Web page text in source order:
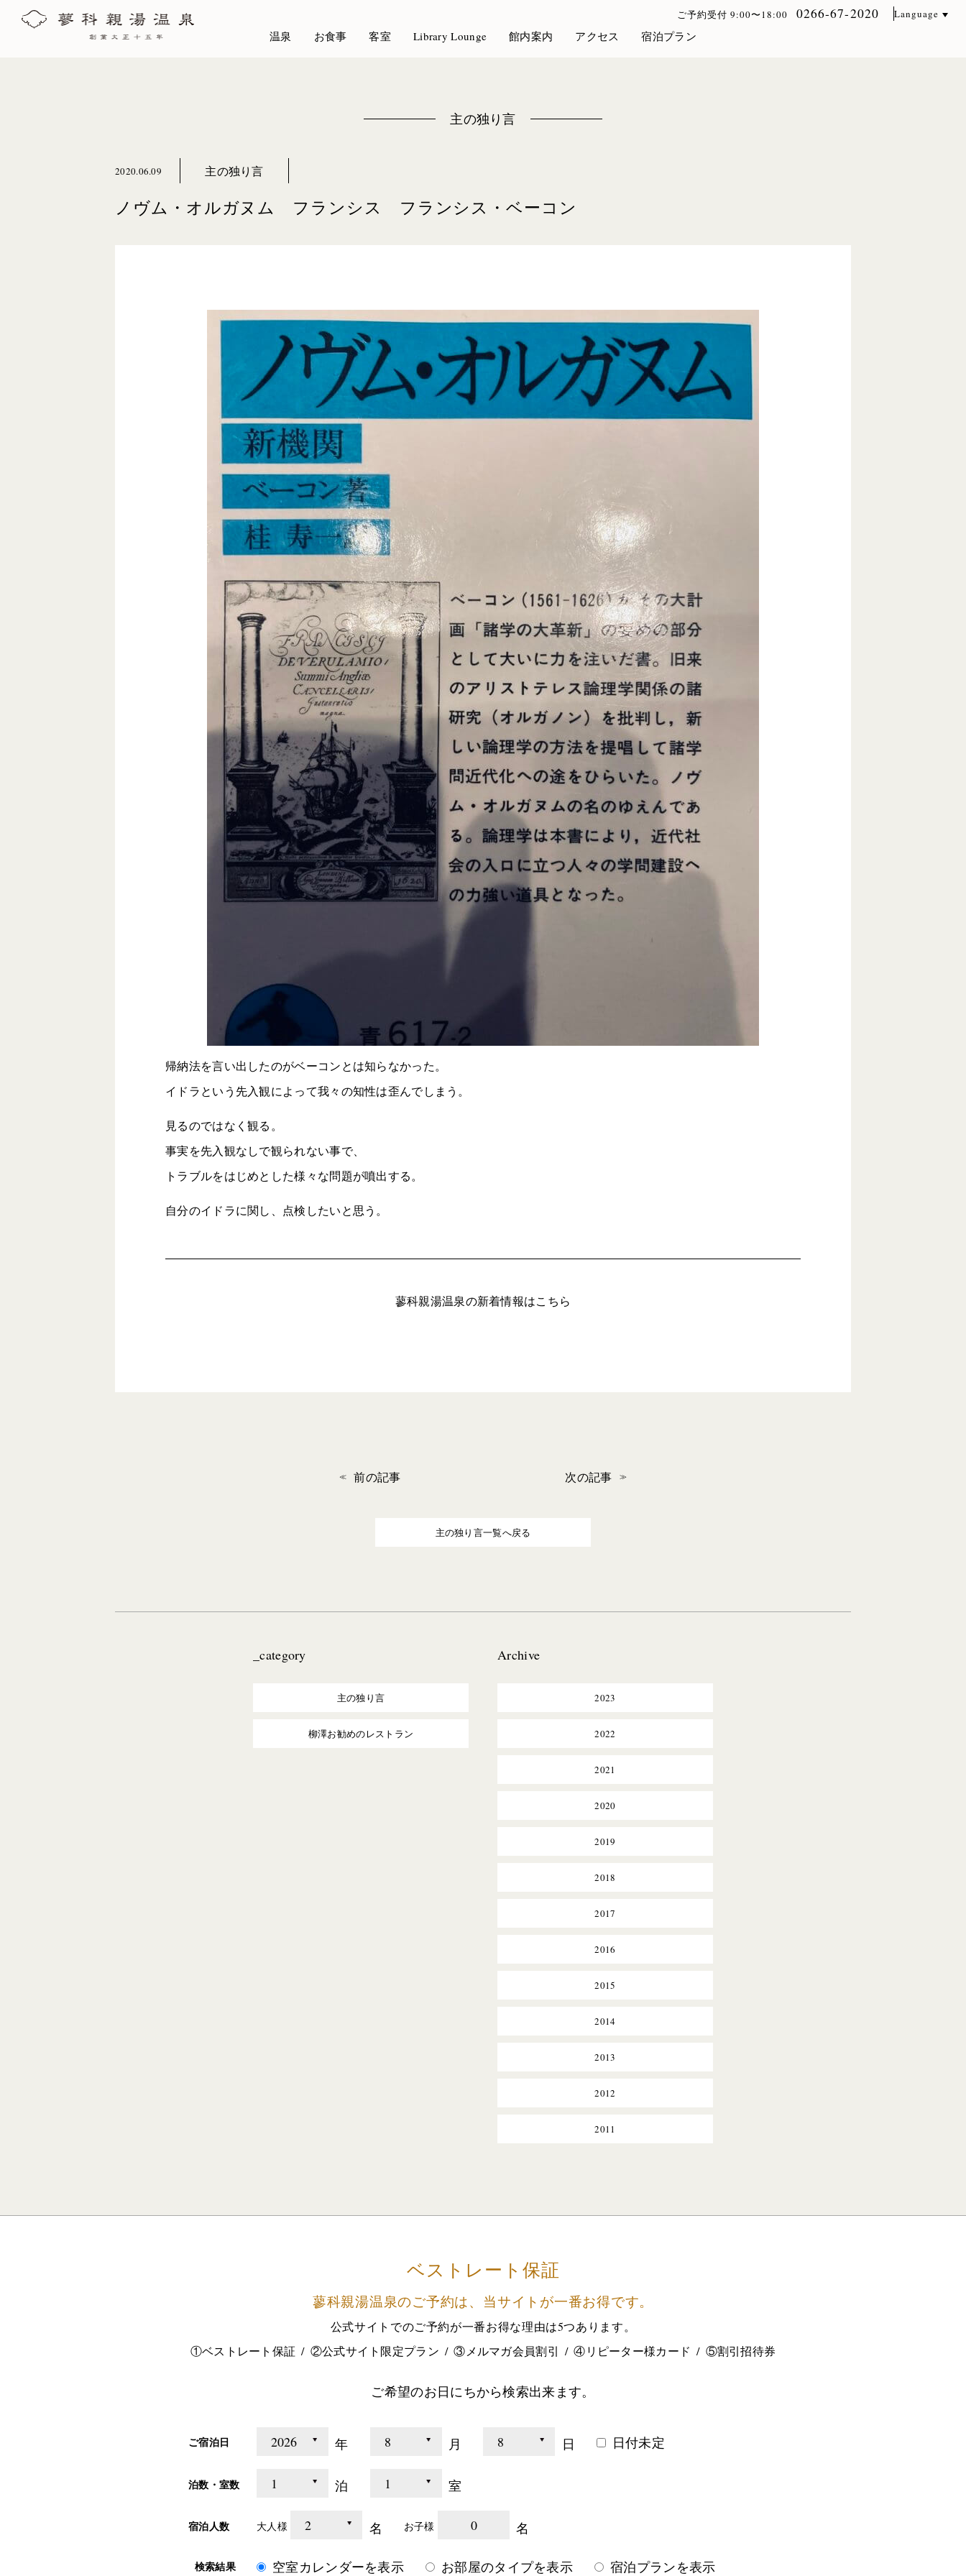
ご予約受付 9:00〜18:00 0266-67-2020 Language
温泉 お食事 客室 Library Lounge 館内案内 アクセス 宿泊プラン
主の独り言
2020.06.09 主の独り言
ノヴム・オルガヌム フランシス フランシス・ベーコン
帰納法を言い出したのがベーコンとは知らなかった。
イドラという先入観によって我々の知性は歪んでしまう。
見るのではなく観る。
事実を先入観なしで観られない事で、
トラブルをはじめとした様々な問題が噴出する。
自分のイドラに関し、点検したいと思う。
蓼科親湯温泉の新着情報はこちら
前の記事 次の記事
主の独り言一覧へ戻る
_category
主の独り言
柳澤お勧めのレストラン
Archive
2023
2022
2021
2020
2019
2018
2017
2016
2015
2014
2013
2012
2011
ベストレート保証
蓼科親湯温泉のご予約は、 当サイトが一番お得です。
公式サイトでのご予約が一番お得な理由は5つあります。
①ベストレート保証
②公式サイト限定プラン ③メルマガ会員割引 ④リピーター様カード ⑤割引招待券
ご希望のお日にちから検索出来ます。
ご宿泊日 年 月 日 日付未定
泊数・室数 泊 室
宿泊人数 大人様 名 お子様 0 名
検索結果 空室カレンダーを表示 お部屋のタイプを表示 宿泊プランを表示